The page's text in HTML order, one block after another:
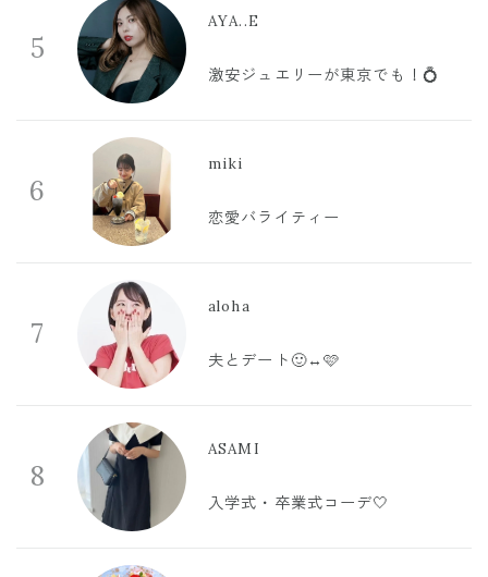
5
AYA..E
激安ジュエリーが東京でも！💍
6
miki
恋愛バライティー
7
aloha
夫とデート🙂‍↔️🩷
8
ASAMI
入学式・卒業式コーデ🤍